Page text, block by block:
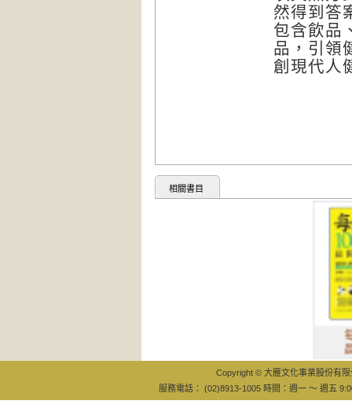
然得到答
包含飲品
品，引領
創現代人
相關書目
每天108拜，
晨間養生操
Copyright © 大雁文化事業股份有
服務電話： (02)8913-1005 時間：週一 ～ 週五